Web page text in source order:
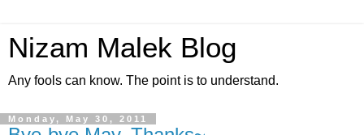
Nizam Malek Blog
Any fools can know. The point is to understand.
Monday, May 30, 2011